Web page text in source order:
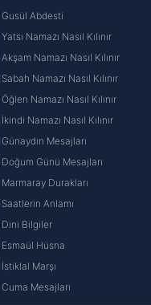
Gusül Abdesti
Yatsı Namazı Nasıl Kılınır
Akşam Namazı Nasıl Kılınır
Sabah Namazı Nasıl Kılınır
Öğlen Namazı Nasıl Kılınır
İkindi Namazı Nasıl Kılınır
Günaydın Mesajları
Doğum Günü Mesajları
Marmaray Durakları
Saatlerin Anlamı
Dini Bilgiler
Esmaül Hüsna
İstiklal Marşı
Cuma Mesajları